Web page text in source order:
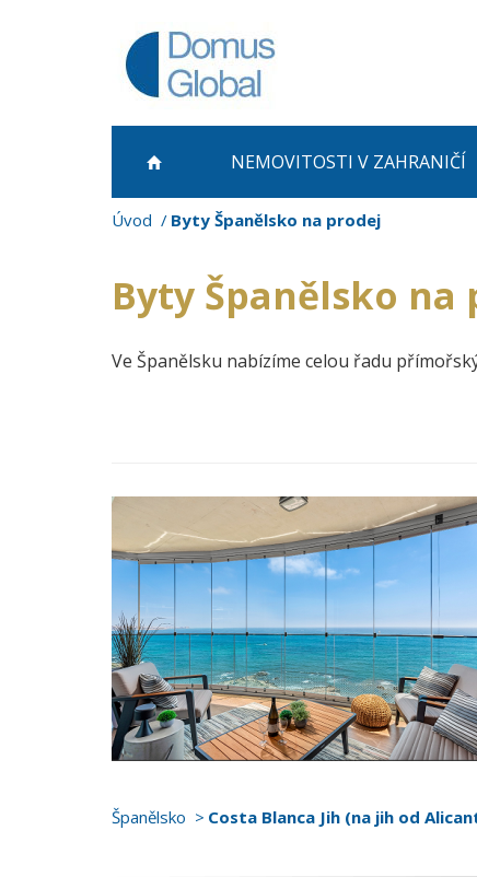
NEMOVITOSTI V ZAHRANIČÍ
Úvod Byty Španělsko na prodej
Byty Španělsko na
Ve Španělsku nabízíme celou řadu
Španělsko Costa Blanca Jih (na jih od